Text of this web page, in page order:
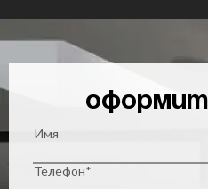
Имя
Телефон*